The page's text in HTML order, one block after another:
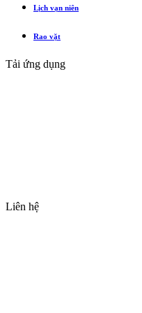
Lịch vạn niên
Rao vặt
Tải ứng dụng
Liên hệ